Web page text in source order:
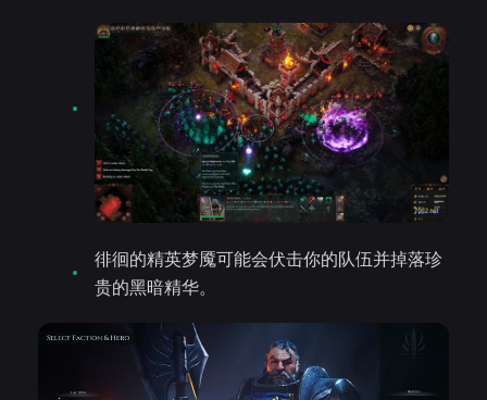
徘徊的精英梦魇可能会伏击你的队伍并掉落珍
贵的黑暗精华。